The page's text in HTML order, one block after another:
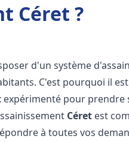
Céret ?
d'un système
C'est pourquoi il
expérimenté pour prendre
Céret est
à toutes vos